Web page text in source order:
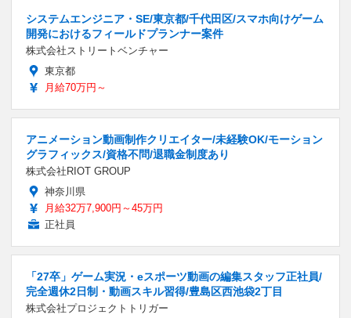
システムエンジニア・SE/東京都/千代田区/スマホ向けゲーム
開発におけるフィールドプランナー案件
株式会社ストリートベンチャー
東京都
月給70万円～
アニメーション動画制作クリエイター/未経験OK/モーション
グラフィックス/資格不問/退職金制度あり
株式会社RIOT GROUP
神奈川県
月給32万7,900円～45万円
正社員
「27卒」ゲーム実況・eスポーツ動画の編集スタッフ正社員/
完全週休2日制・動画スキル習得/豊島区西池袋2丁目
株式会社プロジェクトトリガー